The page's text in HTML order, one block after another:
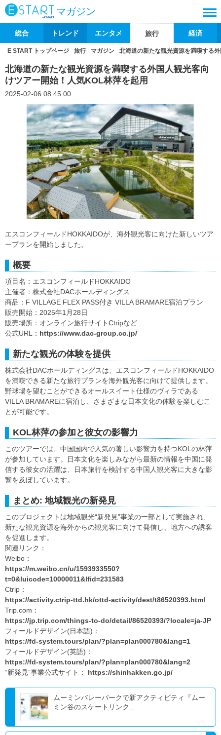
マガジン
総合 トレンド エンタメ 旅行 経済
E START トップページ 旅行 マガジン 北海道の新たな観光資源を満喫する
北海道の新たな観光資源を満喫する外国人観光客向
けツアー開始！人気KOL林萍を起用
2025-02-06 08:45:00
エスコンフィールドHOKKAIDOが、海外観光客に向けた新しいツア
ープランを開始しました。
概要
項目名：エスコンフィールドHOKKAIDO
主催者：株式会社DACホールディングス
商品：F VILLAGE FLEX PASS付き VILLA BRAMARE宿泊プラン
販売開始：2025年1月28日
販売場所：オンライン旅行サイトCtripなど
公式URL： https://www.dac-group.co.jp/
新たな観光の体験を提供
株式会社DACホールディングスは、エスコンフィールドHOKKAIDO
を満喫できる新たな旅行プランを海外観光客に向けて提供します。
野球場を望むことができるオールスイート仕様のヴィラである
VILLA BRAMAREに宿泊し、さまざまな日本文化の体験を楽しむこ
とが可能です。
KOL林萍の参加と彼女の影響力
このツアーでは、中国国内で人気の著しい影響力を持つKOLの林萍
が参加しています。日本文化を楽しみながら最新の情報を中国に発
信する彼女の活躍は、日本旅行を検討する中国人観光客に大きな影
響を及ぼしています。
まとめ: 地域観光の新発見
このプロジェクトは地域観光“新発見”事業の一部として実施され、
新たな観光資源を海外からの観光客に向けて発信し、地方への誘客
を促進します。
関連リンク：
Weibo：
https://m.weibo.cn/u/1593933550?
t=0&luicode=10000011&lfid=231583
Ctrip：
https://activity.ctrip-ttd.hk/ottd-activity/dest/t86520393.html
Trip.com：
https://jp.trip.com/things-to-do/detail/86520393/?locale=ja-JP
フィールドデザイン(日本語)：
https://fd-system.tours/plan/?plan=plan000780&lang=1
フィールドデザイン(英語)：
https://fd-system.tours/plan/?plan=plan000780&lang=2
“新発見”事業公式サイト： https://shinhakken.go.jp/
ムーミンバレーパークで新アクティビティ『ムー
ミン谷のスケートリンク...